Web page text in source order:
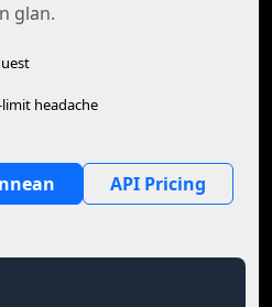
glan.
headache
API Pricing